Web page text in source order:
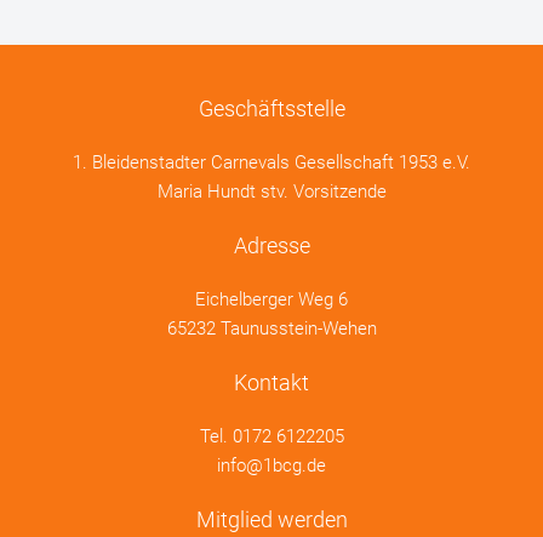
Geschäftsstelle
1. Bleidenstadter Carnevals Gesellschaft 1953 e.V.
Maria Hundt stv. Vorsitzende
Adresse
Eichelberger Weg 6
65232 Taunusstein-Wehen
Kontakt
Tel. 0172 6122205
info@1bcg.de
Mitglied werden